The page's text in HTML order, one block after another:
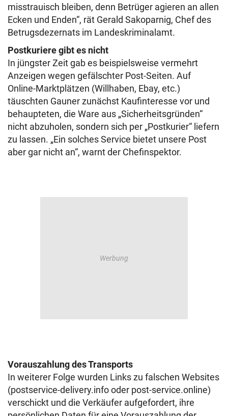
misstrauisch bleiben, denn Betrüger agieren an allen
Ecken und Enden“, rät Gerald Sakoparnig, Chef des
Betrugsdezernats im Landeskriminalamt.
Postkuriere gibt es nicht
In jüngster Zeit gab es beispielsweise vermehrt
Anzeigen wegen gefälschter Post-Seiten. Auf
Online-Marktplätzen (Willhaben, Ebay, etc.)
täuschten Gauner zunächst Kaufinteresse vor und
behaupteten, die Ware aus „Sicherheitsgründen“
nicht abzuholen, sondern sich per „Postkurier“ liefern
zu lassen. „Ein solches Service bietet unsere Post
aber gar nicht an“, warnt der Chefinspektor.
Vorauszahlung des Transports
In weiterer Folge wurden Links zu falschen Websites
(postservice-delivery.info oder post-service.online)
verschickt und die Verkäufer aufgefordert, ihre